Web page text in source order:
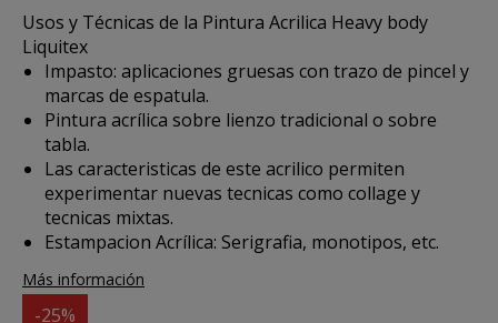
Usos y Técnicas de la Pintura Acrilica Heavy body
Liquitex
Impasto: aplicaciones gruesas con trazo de pincel y
marcas de espatula.
Pintura acrílica sobre lienzo tradicional o sobre
tabla.
Las caracteristicas de este acrilico permiten
experimentar nuevas tecnicas como collage y
tecnicas mixtas.
Estampacion Acrílica: Serigrafia, monotipos, etc.
Más información
-25%